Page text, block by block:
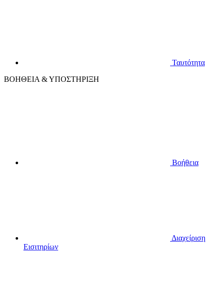
Ταυτότητα
ΒΟΗΘΕΙΑ & ΥΠΟΣΤΗΡΙΞΗ
Βοήθεια
Διαχείριση
Εισιτηρίων